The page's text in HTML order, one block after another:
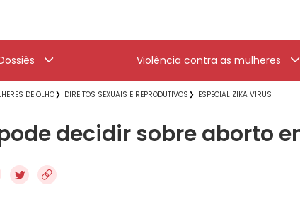
Violência contra as mulheres
DE OLHO DIREITOS SEXUAIS E REPRODUTIVOS ESPECIAL ZIKA VIRUS
pode decidir sobre aborto